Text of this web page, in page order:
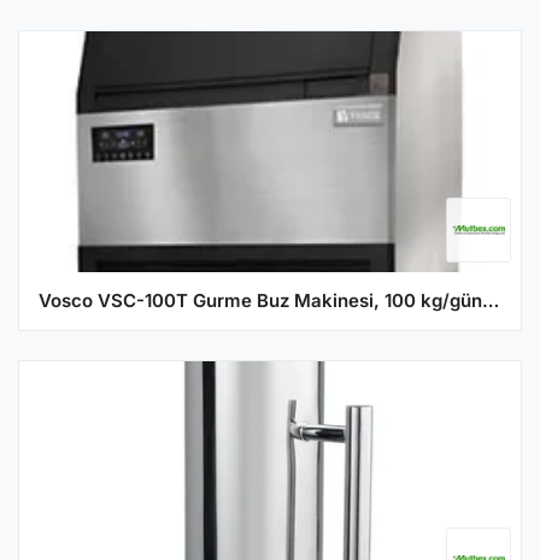
Vosco VSC-100T Gurme Buz Makinesi, 100 kg/gün Kapasiteli